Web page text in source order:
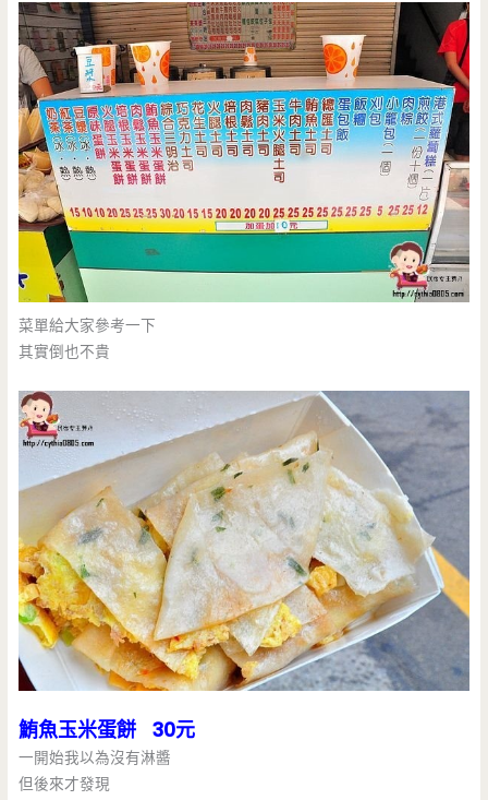
菜單給大家參考一下
其實倒也不貴
鮪魚玉米蛋餅 30元
一開始我以為沒有淋醬
但後來才發現